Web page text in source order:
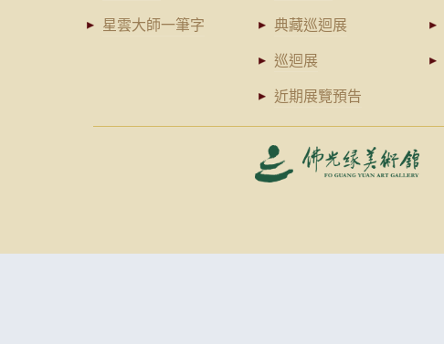
星雲大師一筆字
典藏巡迴展
巡迴展
近期展覽預告